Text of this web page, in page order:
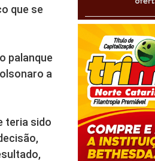
que se
palanque
a
teria sido